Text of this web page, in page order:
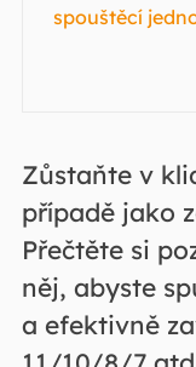
spouštěcí
Zůstaňte v
případě jako
Přečtěte si
něj, abyste
a efektivně